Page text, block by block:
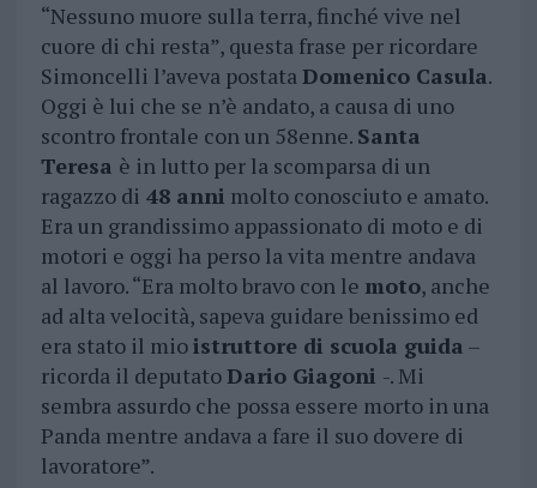
“Nessuno muore sulla terra, finché vive nel
cuore di chi resta”, questa frase per ricordare
Simoncelli l’aveva postataDomenico Casula.
Oggi è lui che se n’è andato, a causa di uno
scontro frontale con un 58enne. Santa
Teresa è in lutto per la scomparsa di un
ragazzo di 48 anni molto conosciuto e amato.
Era un grandissimo appassionato di moto e di
motori e oggi ha perso la vita mentre andava
al lavoro. “Era molto bravo con le moto, anche
ad alta velocità, sapeva guidare benissimo ed
era stato il mioistruttore di scuola guida –
ricorda il deputatoDario Giagoni -. Mi
sembra assurdo che possa essere morto in una
Panda mentre andava a fare il suo dovere di
lavoratore”.